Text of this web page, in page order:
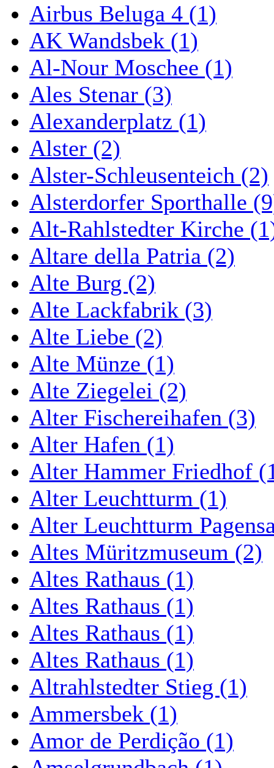
Airbus Beluga 4 (1)
AK Wandsbek (1)
Al-Nour Moschee (1)
Ales Stenar (3)
Alexanderplatz (1)
Alster (2)
Alster-Schleusenteich (2)
Alsterdorfer Sporthalle
Alt-Rahlstedter Kirche
Altare della Patria (2)
Alte Burg (2)
Alte Lackfabrik (3)
Alte Liebe (2)
Alte Münze (1)
Alte Ziegelei (2)
Alter Fischereihafen (3)
Alter Hafen (1)
Alter Hammer Friedhof
Alter Leuchtturm (1)
Alter Leuchtturm
Altes Müritzmuseum (2)
Altes Rathaus (1)
Altes Rathaus (1)
Altes Rathaus (1)
Altes Rathaus (1)
Altrahlstedter Stieg (1)
Ammersbek (1)
Amor de Perdição (1)